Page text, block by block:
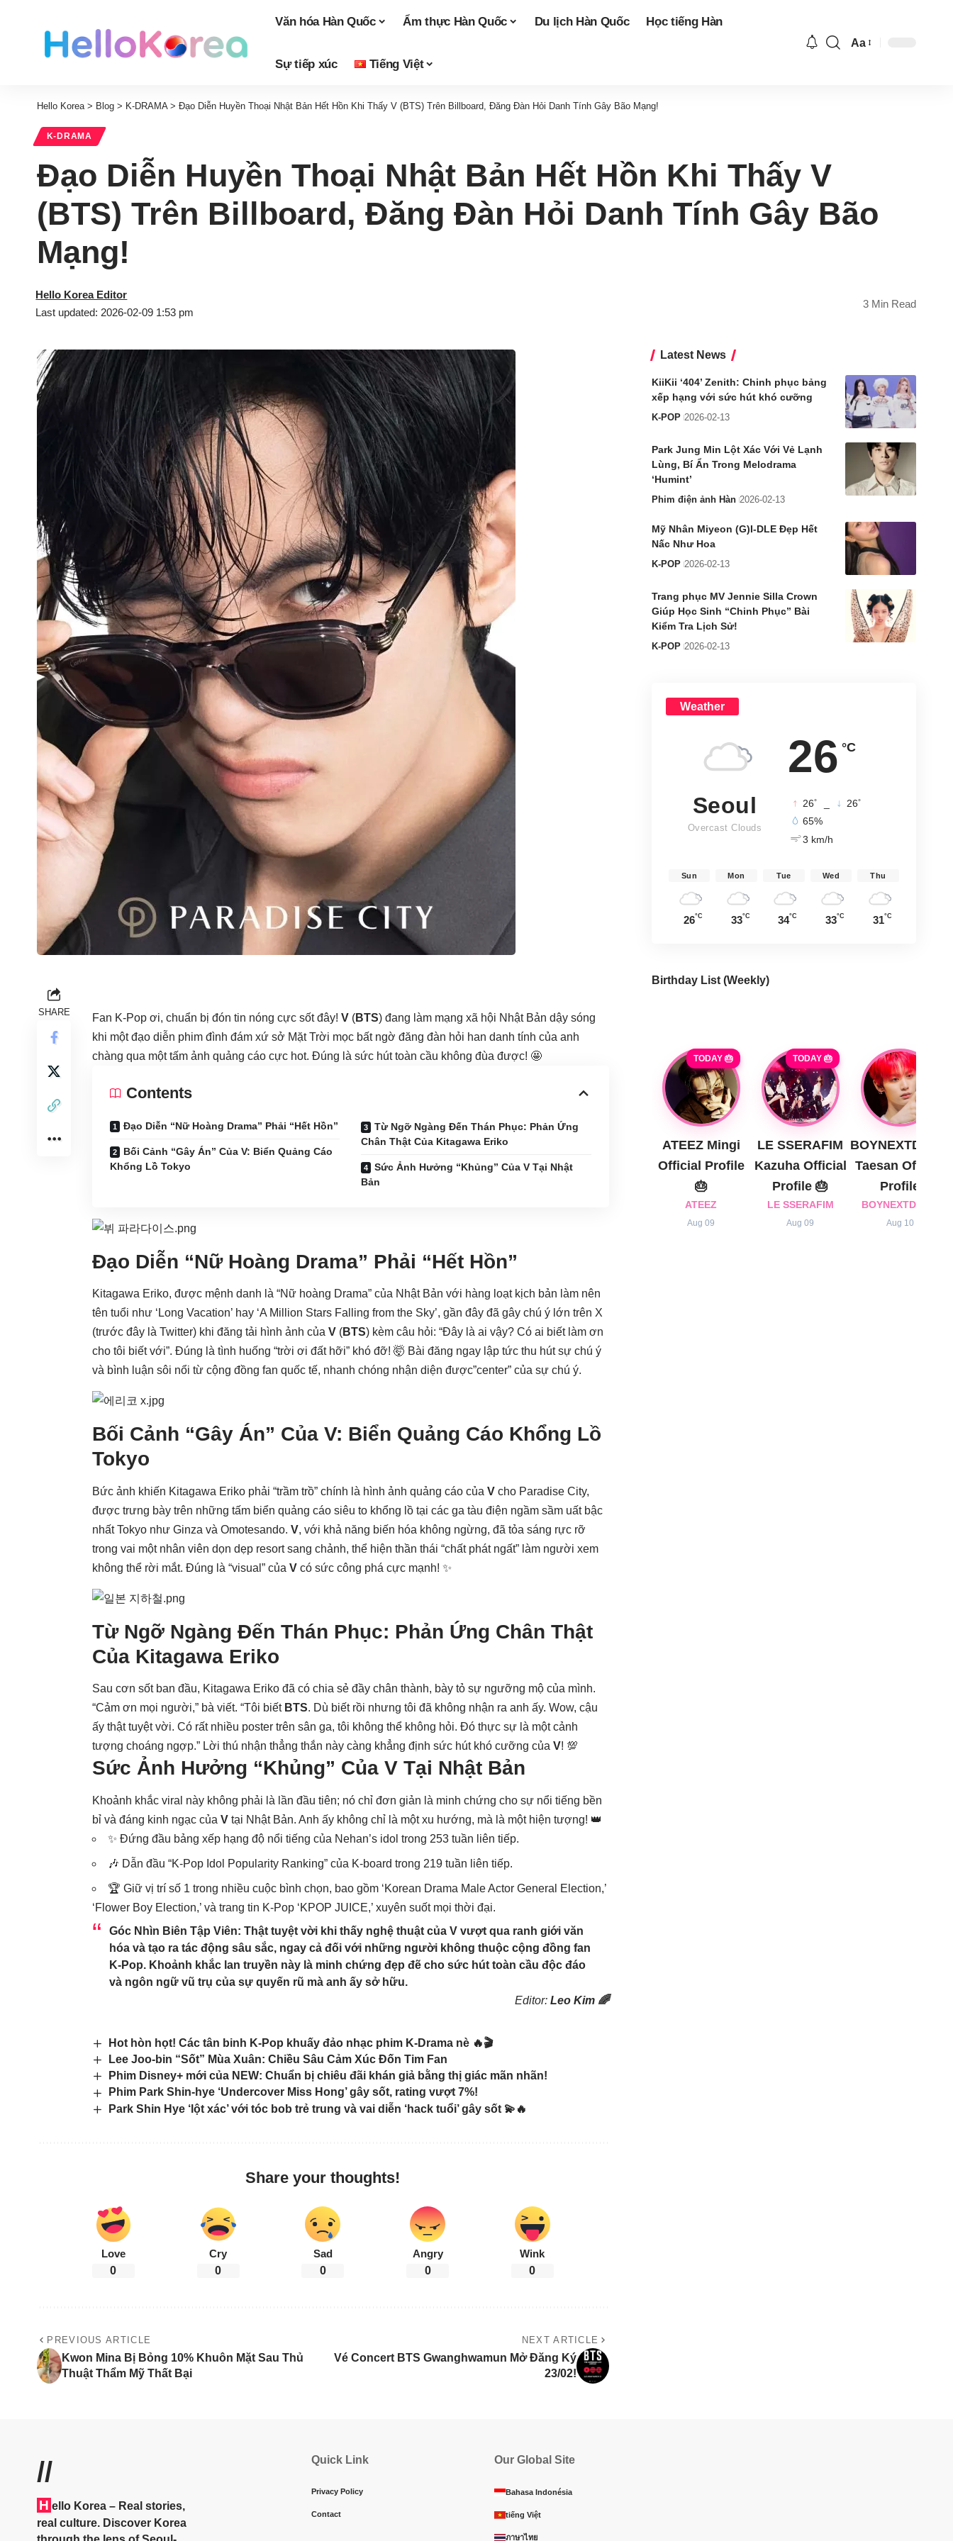
Văn hóa Hàn Quốc Ẩm thực Hàn Quốc Du lịch Hàn Quốc Học tiếng Hàn
Sự tiếp xúc Tiếng Việt
Aa
Hello Korea> Blog > K-DRAMA> Đạo Diễn Huyền Thoại Nhật Bản Hết Hồn Khi Thấy V (BTS) Trên Billboard, Đăng Đàn Hỏi Danh Tính Gây Bão Mạng!
K-DRAMA
Đạo Diễn Huyền Thoại Nhật Bản Hết Hồn Khi Thấy V
(BTS) Trên Billboard, Đăng Đàn Hỏi Danh Tính Gây Bão
Mạng!
Last updated: 2026-02-09 1:53 pm
Hello Korea Editor
3 Min Read
SHARE Fan K-Pop ơi, chuẩn bị đón tin nóng cực sốt đây! V (BTS) đang làm mạng xã hội Nhật Bản dậy sóng
khi một đạo diễn phim đình đám xứ sở Mặt Trời mọc bất ngờ đăng đàn hỏi han danh tính của anh
chàng qua một tấm ảnh quảng cáo cực hot. Đúng là sức hút toàn cầu không đùa được! 🤩
Contents
Đạo Diễn “Nữ Hoàng Drama” Phải “Hết Hồn”
Bối Cảnh “Gây Án” Của V: Biển Quảng Cáo
Khổng Lồ Tokyo
Từ Ngỡ Ngàng Đến Thán Phục: Phản Ứng
Chân Thật Của Kitagawa Eriko
Sức Ảnh Hưởng “Khủng” Của V Tại Nhật
Bản
Đạo Diễn “Nữ Hoàng Drama” Phải “Hết Hồn”
Kitagawa Eriko, được mệnh danh là “Nữ hoàng Drama” của Nhật Bản với hàng loạt kịch bản làm nên
tên tuổi như ‘Long Vacation’ hay ‘A Million Stars Falling from the Sky’, gần đây đã gây chú ý lớn trên X
(trước đây là Twitter) khi đăng tải hình ảnh của V (BTS) kèm câu hỏi: “Đây là ai vậy? Có ai biết làm ơn
cho tôi biết với”. Đúng là tình huống “trời ơi đất hỡi” khó đỡ! 🤯 Bài đăng ngay lập tức thu hút sự chú ý
và bình luận sôi nổi từ cộng đồng fan quốc tế, nhanh chóng nhận diện được”center” của sự chú ý.
Bối Cảnh “Gây Án” Của V: Biển Quảng Cáo Khổng Lồ
Tokyo
Bức ảnh khiến Kitagawa Eriko phải “trầm trồ” chính là hình ảnh quảng cáo của V cho Paradise City,
được trưng bày trên những tấm biển quảng cáo siêu to khổng lồ tại các ga tàu điện ngầm sầm uất bậc
nhất Tokyo như Ginza và Omotesando. V, với khả năng biến hóa không ngừng, đã tỏa sáng rực rỡ
trong vai một nhân viên dọn dẹp resort sang chảnh, thể hiện thần thái “chất phát ngất” làm người xem
không thể rời mắt. Đúng là “visual” của V có sức công phá cực mạnh! ✨
Từ Ngỡ Ngàng Đến Thán Phục: Phản Ứng Chân Thật
Của Kitagawa Eriko
Sau cơn sốt ban đầu, Kitagawa Eriko đã có chia sẻ đầy chân thành, bày tỏ sự ngưỡng mộ của mình.
“Cảm ơn mọi người,” bà viết. “Tôi biết BTS. Dù biết rồi nhưng tôi đã không nhận ra anh ấy. Wow, cậu
ấy thật tuyệt vời. Có rất nhiều poster trên sân ga, tôi không thể không hỏi. Đó thực sự là một cảnh
tượng choáng ngợp.” Lời thú nhận thẳng thắn này càng khẳng định sức hút khó cưỡng của V! 💯
Sức Ảnh Hưởng “Khủng” Của V Tại Nhật Bản
Khoảnh khắc viral này không phải là lần đầu tiên; nó chỉ đơn giản là minh chứng cho sự nổi tiếng bền
bỉ và đáng kinh ngạc của V tại Nhật Bản. Anh ấy không chỉ là một xu hướng, mà là một hiện tượng! 👑
✨ Đứng đầu bảng xếp hạng độ nổi tiếng của Nehan’s idol trong 253 tuần liên tiếp.
🎶 Dẫn đầu “K-Pop Idol Popularity Ranking” của K-board trong 219 tuần liên tiếp.
🏆 Giữ vị trí số 1 trong nhiều cuộc bình chọn, bao gồm ‘Korean Drama Male Actor General Election,’
‘Flower Boy Election,’ và trang tin K-Pop ‘KPOP JUICE,’ xuyên suốt mọi thời đại.
Góc Nhìn Biên Tập Viên: Thật tuyệt vời khi thấy nghệ thuật của V vượt qua ranh giới văn
hóa và tạo ra tác động sâu sắc, ngay cả đối với những người không thuộc cộng đồng fan
K-Pop. Khoảnh khắc lan truyền này là minh chứng đẹp đẽ cho sức hút toàn cầu độc đáo
và ngôn ngữ vũ trụ của sự quyến rũ mà anh ấy sở hữu.
Editor: Leo Kim 🌈
Hot hòn họt! Các tân binh K-Pop khuấy đảo nhạc phim K-Drama nè 🔥🎬
Lee Joo-bin “Sốt” Mùa Xuân: Chiều Sâu Cảm Xúc Đốn Tim Fan
Phim Disney+ mới của NEW: Chuẩn bị chiêu đãi khán giả bằng thị giác mãn nhãn!
Phim Park Shin-hye ‘Undercover Miss Hong’ gây sốt, rating vượt 7%!
Park Shin Hye ‘lột xác’ với tóc bob trẻ trung và vai diễn ‘hack tuổi’ gây sốt 💫🔥
Share your thoughts!
Love
0
Cry
0
Sad
0
Angry
0
Wink
0
PREVIOUS ARTICLE
Kwon Mina Bị Bỏng 10% Khuôn Mặt Sau Thủ
Thuật Thẩm Mỹ Thất Bại
NEXT ARTICLE
Vé Concert BTS Gwanghwamun Mở Đăng Ký
23/02!
Latest News
KiiKii ‘404’ Zenith: Chinh phục bảng
xếp hạng với sức hút khó cưỡng
K-POP 2026-02-13
Park Jung Min Lột Xác Với Vẻ Lạnh
Lùng, Bí Ẩn Trong Melodrama
‘Humint’
Phim điện ảnh Hàn 2026-02-13
Mỹ Nhân Miyeon (G)I-DLE Đẹp Hết
Nấc Như Hoa
K-POP 2026-02-13
Trang phục MV Jennie Silla Crown
Giúp Học Sinh “Chinh Phục” Bài
Kiểm Tra Lịch Sử!
K-POP 2026-02-13
Weather
26 °C
Seoul
Overcast Clouds
26° 26°
65%
3 km/h
Sun
26°C
Mon
33°C
Tue
34°C
Wed
33°C
Thu
31°C
Birthday List (Weekly)
TODAY 🎂
ATEEZ Mingi
Official Profile
🎂
ATEEZ
Aug 09
TODAY 🎂
LE SSERAFIM
Kazuha Official
Profile 🎂
LE SSERAFIM
Aug 09
BOYNEXTDOOR
Taesan Official
Profile
BOYNEXTDOOR
Aug 10
//
H ello Korea – Real stories,
real culture. Discover Korea
Quick Link
Privacy Policy
Contact
Our Global Site
Bahasa Indonésia
tiếng Việt
ภาษาไทย